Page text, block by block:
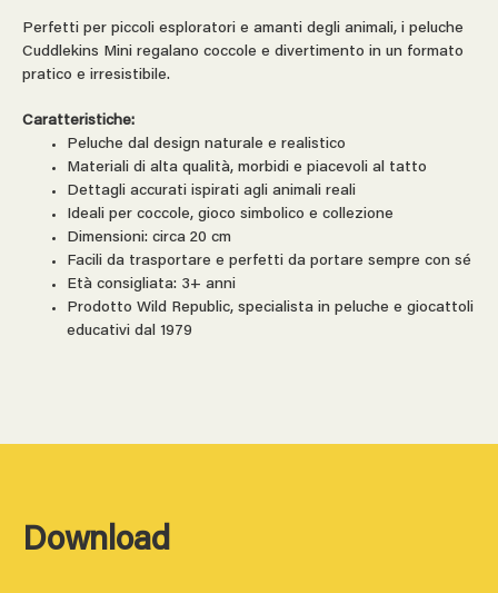
Perfetti per piccoli esploratori e amanti degli animali, i peluche
Cuddlekins Mini regalano coccole e divertimento in un formato
pratico e irresistibile.
Caratteristiche:
Peluche dal design naturale e realistico
Materiali di alta qualità, morbidi e piacevoli al tatto
Dettagli accurati ispirati agli animali reali
Ideali per coccole, gioco simbolico e collezione
Dimensioni: circa 20 cm
Facili da trasportare e perfetti da portare sempre con sé
Età consigliata: 3+ anni
Prodotto Wild Republic, specialista in peluche e giocattoli
educativi dal 1979
Download